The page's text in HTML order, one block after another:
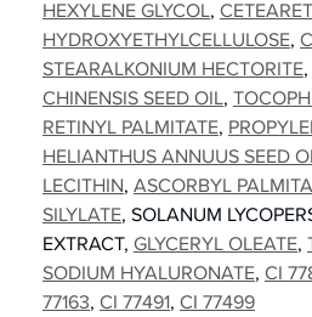
HEXYLENE GLYCOL
HYDROXYETHYLCELLULOSE
STEARALKONIUM HECTORITE
CHINENSIS SEED OIL
RETINYL PALMITATE
HELIANTHUS ANNUUS SEED
LECITHIN ASCORBYL
SILYLATE SOLANUM
EXTRACT GLYCERYL OLEATE
SODIUM HYALURONATE CI
77163 CI 77491 CI 77499